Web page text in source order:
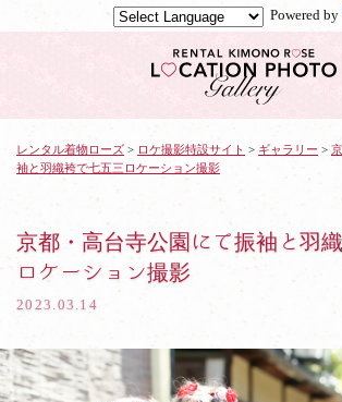
Powered by
ル
ー
ケ
撮
影：
レンタル着物ローズ > ロケ撮影特設サイト > ギャラリー >
袖と羽織袴で七五三ロケーション撮影
京都・高台寺公園にて振袖と羽
ロケーション撮影
2023.03.14